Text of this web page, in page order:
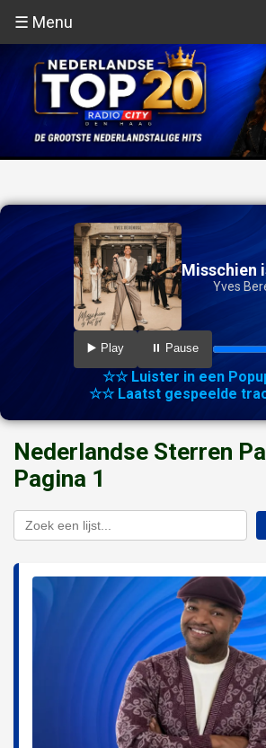
☰ Menu
Misschien
Yves
▶️ Play ⏸️ Pause
☆☆ Luister in een
☆☆ Laatst gespeelde
Nederlandse Sterren
Pagina 1